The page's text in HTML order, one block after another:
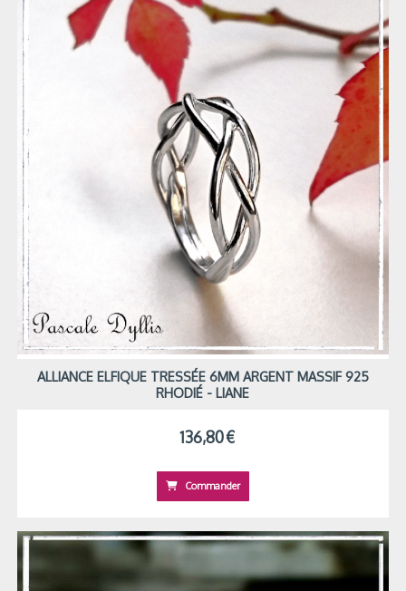
ALLIANCE ELFIQUE TRESSÉE 6MM ARGENT MASSIF 925
RHODIÉ - LIANE
136,80€
Commander